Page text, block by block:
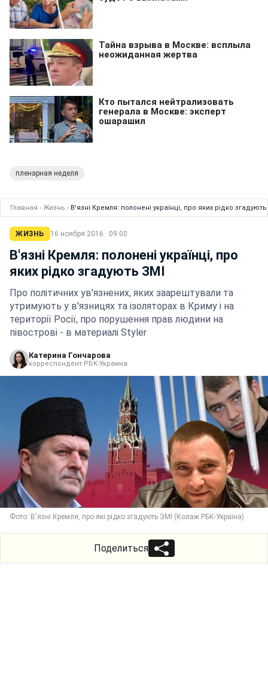
пленарная неделя
Главная › Жизнь › В'язні Кремля: полонені українці, про яких рідко
ЖИЗНЬ 16 ноября 2016 · 09:00
В'язні Кремля: полонені українці, про
яких рідко згадують ЗМІ
Про політичних ув'язнених, яких заарештували та
утримують у в'язницях та ізоляторах в Криму і на
території Росії, про порушення прав людини на
півострові - в материалі Styler
Катерина Гончарова
корреспондент РБК-Украина
Фото: В'язні Кремля, про які рідко згадують ЗМІ (Колаж РБК-Україна)
Поделиться